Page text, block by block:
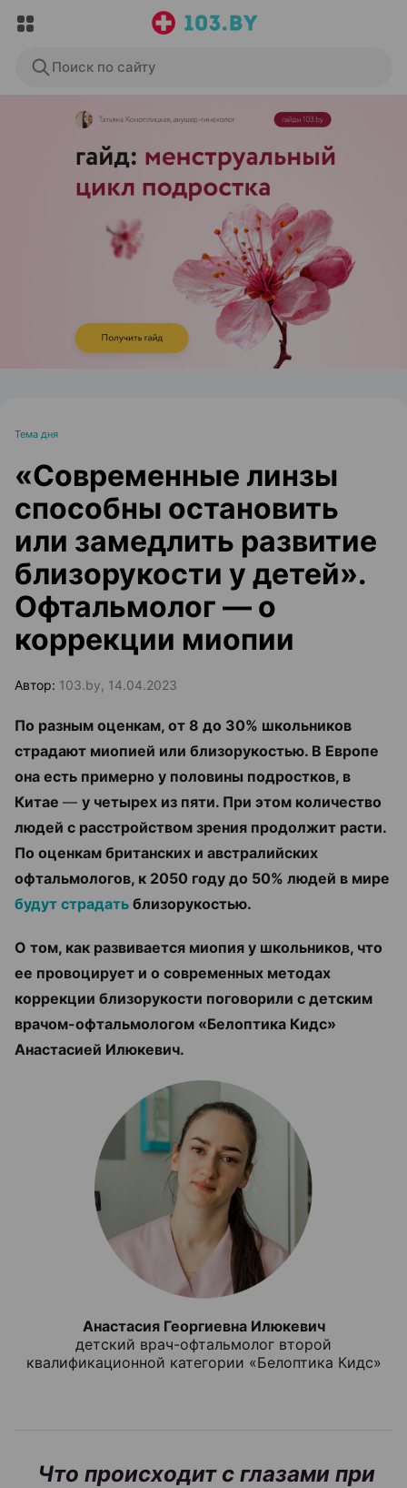
Поиск по сайту
ЭФФЕКТИВНАЯ РЕКЛАМА НА САЙТЕ
Тема дня
«Современные линзы
способны остановить
или замедлить развитие
близорукости у детей».
Офтальмолог — о
коррекции миопии
Автор: 103.by, 14.04.2023
По разным оценкам, от 8 до 30% школьников
страдают миопией или близорукостью. В Европе
она есть примерно у половины подростков, в
Китае — у четырех из пяти. При этом количество
людей с расстройством зрения продолжит расти.
По оценкам британских и австралийских
офтальмологов, к 2050 году до 50% людей в мире
будут страдать близорукостью.
О том, как развивается миопия у школьников, что
ее провоцирует и о современных методах
коррекции близорукости поговорили с детским
врачом-офтальмологом «Белоптика Кидс»
Анастасией Илюкевич.
Анастасия Георгиевна Илюкевич
детский врач-офтальмолог второй
квалификационной категории «Белоптика Кидс»
Что происходит с глазами при